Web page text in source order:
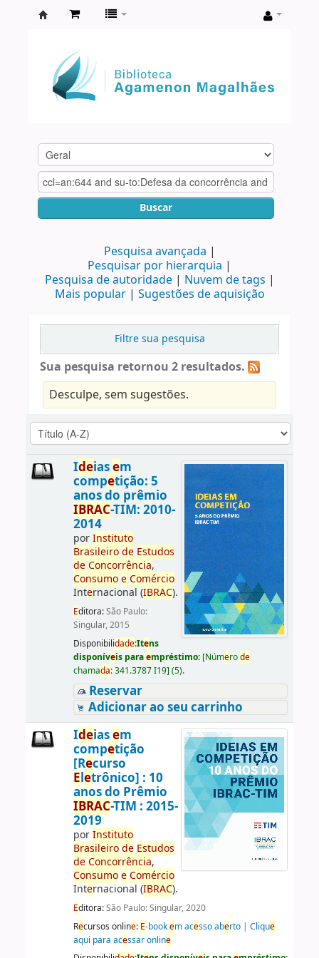
Agamenon
Magalhães
Buscar
Pesquisa avançada
Pesquisar por hierarquia
Pesquisa de autoridade
Nuvem de tags
Mais popular
Sugestões de aquisição
Filtre sua pesquisa
Sua pesquisa retornou 2 resultados.
Desculpe, sem sugestões.
Ideiasem
competição: 5
anos do prêmio
IBRAC-TIM: 2010-
2014
porInstituto
Brasileiro de Estudos
de Concorrência,
Consumo e Comércio
Internacional (IBRAC).
Editora:São Paulo:
Singular, 2015
Disponibilidade:Itens
disponíveis paraempréstimo: [Númerode
chamada:341.3787 I19] (5).
Reservar
Adicionar ao seu carrinho
Ideiasem
competição
[Recurso
Eletrônico] : 10
anos do Prêmio
IBRAC-TIM : 2015-
2019
porInstituto
Brasileiro de Estudos
de Concorrência,
Consumo e Comércio
Internacional (IBRAC).
Editora:São Paulo: Singular, 2020
Recursos online: E-bookem acesso aberto| Clique
aqui para acessar online